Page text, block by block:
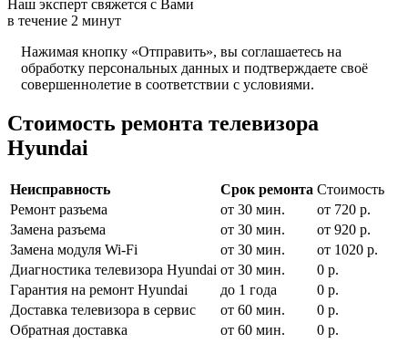
Наш эксперт свяжется с Вами
в течение 2 минут
Нажимая кнопку «Отправить», вы соглашаетесь на
обработку персональных данных и подтверждаете своё
совершеннолетие в соответствии с условиями.
Стоимость ремонта телевизора
Hyundai
Неисправность Срок ремонта Стоимость
Ремонт разъема
от 30 мин.
от 720 р.
Замена разъема
от 30 мин.
от 920 р.
Замена модуля Wi-Fi
от 30 мин.
от 1020 р.
Диагностика телевизора Hyundai от 30 мин.
0 р.
Гарантия на ремонт Hyundai
до 1 года
0 р.
Доставка телевизора в сервис
от 60 мин.
0 р.
Обратная доставка
от 60 мин. 0 р.